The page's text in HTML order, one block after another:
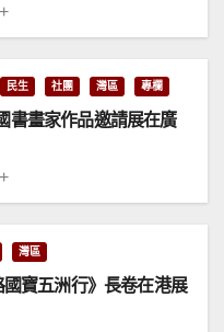
民生 社團 灣區 專欄
書畫家作品邀請展在廣
灣區
寶五洲行》長卷在港展